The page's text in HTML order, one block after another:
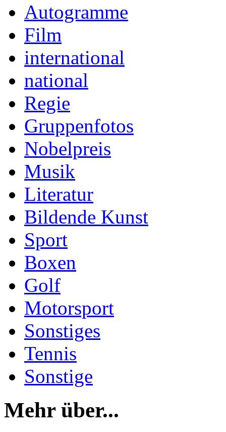
Autogramme
Film
international
national
Regie
Gruppenfotos
Nobelpreis
Musik
Literatur
Bildende Kunst
Sport
Boxen
Golf
Motorsport
Sonstiges
Tennis
Sonstige
Mehr über...